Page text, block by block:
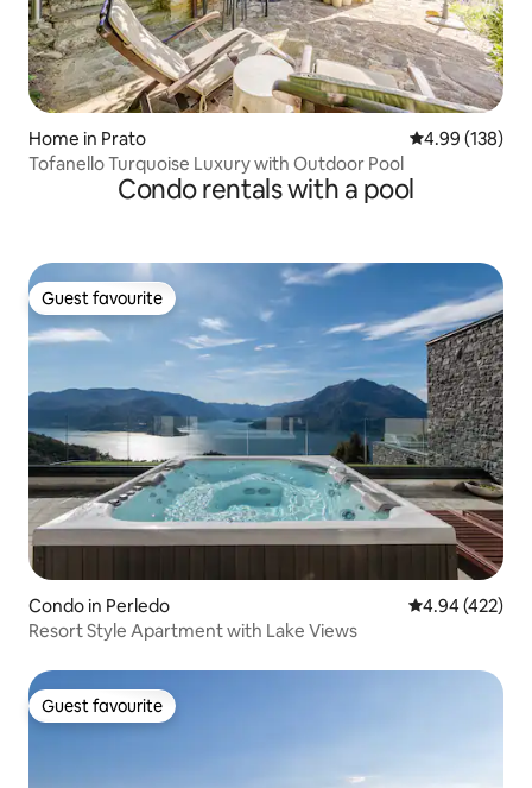
Home in Prato 4.99 out of 5
4.99 (138)
Tofanello Turquoise Luxury with Outdoor Pool
Condo rentals with a pool
Guest favourite
Guest favourite
Condo in Perledo 4.94 out of 5
4.94 (422)
Resort Style Apartment with Lake Views
Guest favourite
Guest favourite